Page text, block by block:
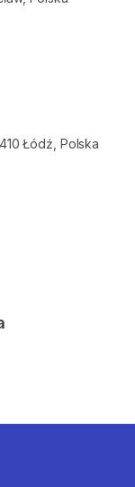
Łódź, Polska